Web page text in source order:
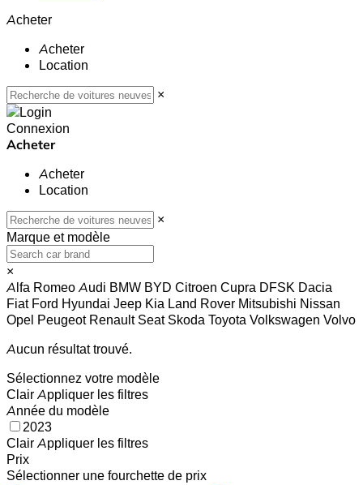
Acheter
Acheter
Location
×
Connexion
Acheter
Acheter
Location
×
Marque et modèle
×
Alfa RomeoAudi BMW BYD Citroen Cupra DFSK Dacia
Fiat Ford Hyundai Jeep Kia Land Rover Mitsubishi Nissan
Opel Peugeot Renault Seat Skoda Toyota Volkswagen Volvo
Aucun résultat trouvé.
Sélectionnez votre modèle
Clair Appliquer les filtres
Année du modèle
2023
Clair Appliquer les filtres
Prix
Sélectionner une fourchette de prix